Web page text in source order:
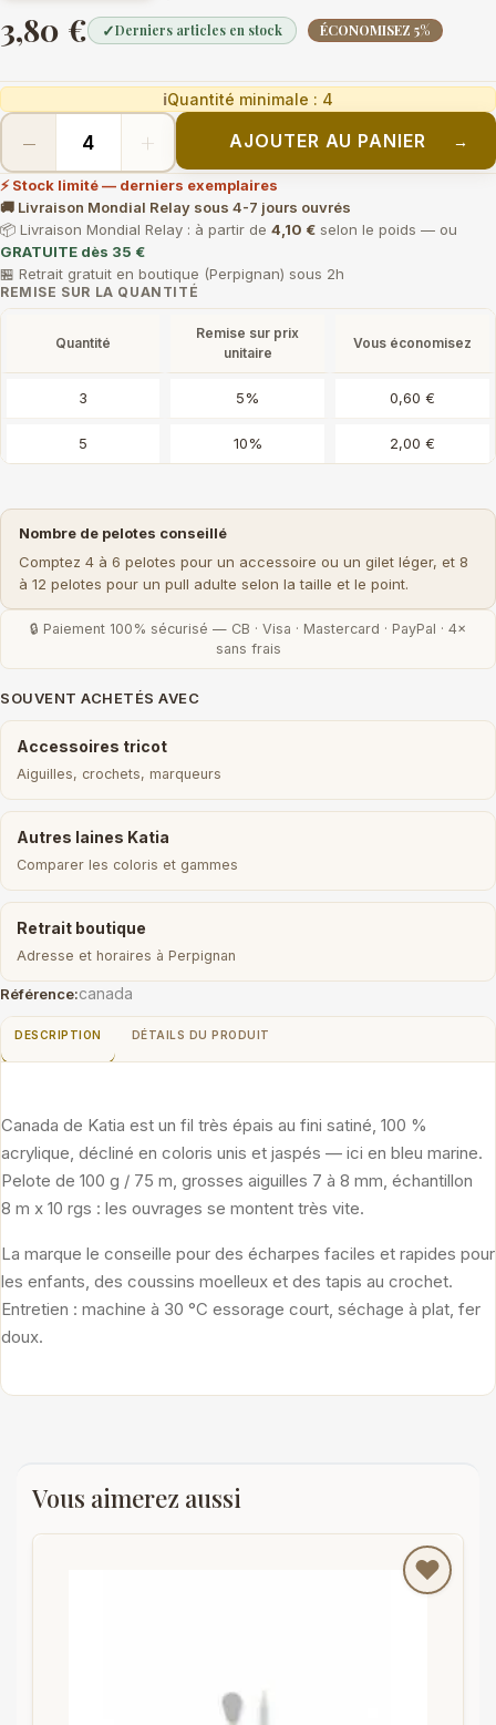
3,80 € ✓Derniers articles en stock ÉCONOMISEZ 5%
REMISE SUR LA QUANTITÉ
Quantité
Remise sur prix
unitaire
Vous économisez
3 5% 0,60 €
5 10% 2,00 €
ℹQuantité minimale : 4
− + AJOUTER AU PANIER →
⚡ Stock limité — derniers exemplaires
🚚 Livraison Mondial Relay sous 4-7 jours ouvrés
📦 Livraison Mondial Relay : à partir de 4,10 € selon le poids — ou
GRATUITE dès 35 €
🏪 Retrait gratuit en boutique (Perpignan) sous 2h
Nombre de pelotes conseillé
Comptez 4 à 6 pelotes pour un accessoire ou un gilet léger, et 8
à 12 pelotes pour un pull adulte selon la taille et le point.
🔒 Paiement 100% sécurisé — CB · Visa · Mastercard · PayPal · 4×
sans frais
SOUVENT ACHETÉS AVEC
Accessoires tricot
Aiguilles, crochets, marqueurs
Autres laines Katia
Comparer les coloris et gammes
Retrait boutique
Adresse et horaires à Perpignan
Référence:canada
DESCRIPTION DÉTAILS DU PRODUIT
Canada de Katia est un fil très épais au fini satiné, 100 %
acrylique, décliné en coloris unis et jaspés — ici en bleu marine.
Pelote de 100 g / 75 m, grosses aiguilles 7 à 8 mm, échantillon
8 m x 10 rgs : les ouvrages se montent très vite.
La marque le conseille pour des écharpes faciles et rapides pour
les enfants, des coussins moelleux et des tapis au crochet.
Entretien : machine à 30 °C essorage court, séchage à plat, fer
doux.
Vous aimerez aussi